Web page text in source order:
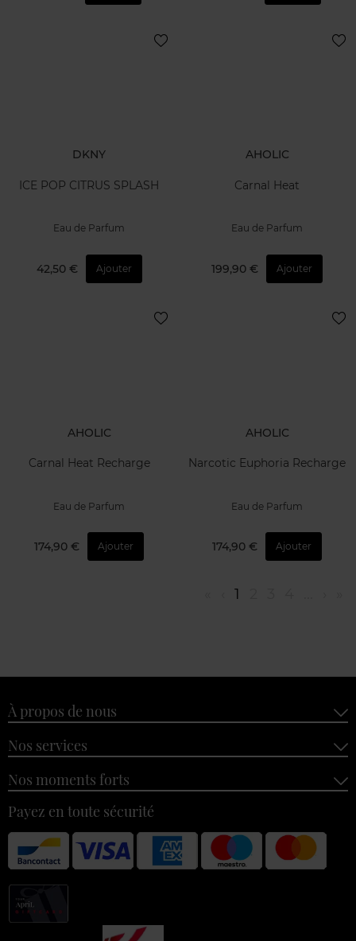
DKNY
ICE POP CITRUS SPLASH
Eau de Parfum
42,50 € Ajouter
AHOLIC
Carnal Heat
Eau de Parfum
199,90 € Ajouter
AHOLIC
Carnal Heat Recharge
Eau de Parfum
174,90 € Ajouter
AHOLIC
Narcotic Euphoria Recharge
Eau de Parfum
174,90 € Ajouter
1
À propos de nous
Nos services
Nos moments forts
Payez en toute sécurité